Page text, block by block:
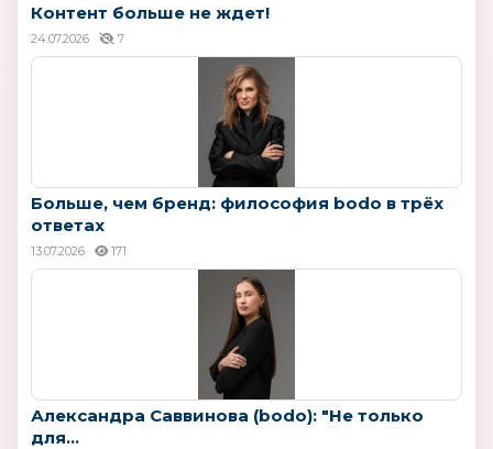
Контент больше не ждет!
24.07.2026 7
Больше, чем бренд: философия bodo в трёх
ответах
13.07.2026 171
Александра Саввинова (bodo): "Не только
для...